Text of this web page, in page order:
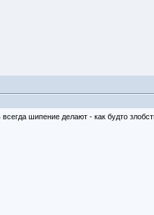
шипение делают - как будто